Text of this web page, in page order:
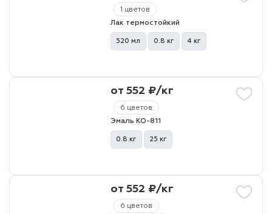
1 цветов
Лак термостойкий
520 мл 0.8 кг 4 кг
6 цветов
от 552 ₽/кг
Эмаль КО-811
0.8 кг 25 кг
6 цветов
от 552 ₽/кг